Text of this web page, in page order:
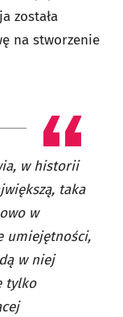
została
na stworzenie
w historii
taka
w
umiejętności,
w niej
tylko